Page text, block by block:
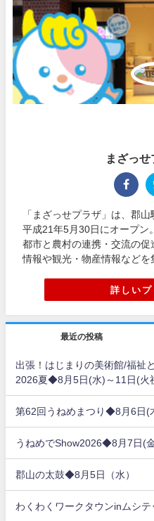
まざっせ
「まざっせプラザ」は、郡
平成21年5月30日にオープン。
都市と農村の連携・交流の
情報や観光・物産情報などを
詳しい
最近の投稿
出張！はじまりの美術館/福祉
2026夏◆8月5日(水)～11日(火
第62回うねめまつり◆8月6日(
うねめでShow2026◆8月7日(
郡山の太鼓◆8月5日（水）
わくわくワークタウンinムシ